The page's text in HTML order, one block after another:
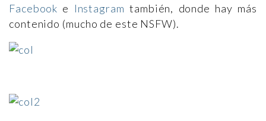
Facebook e Instagram también, donde hay más
contenido (mucho de este NSFW).